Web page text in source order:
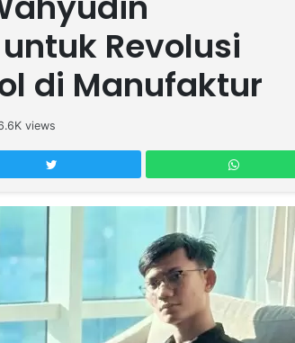
Revolusi
di Manufaktur
views